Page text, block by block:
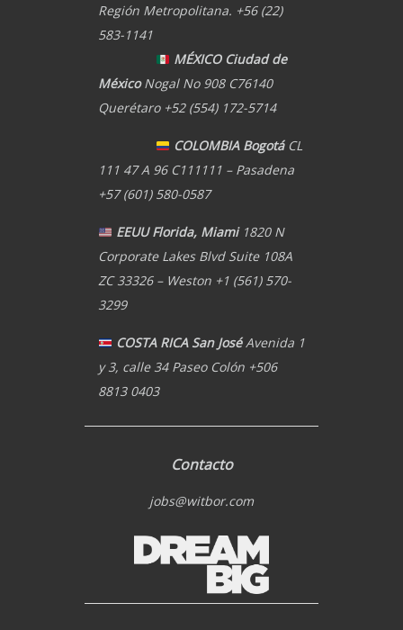
Región Metropolitana. +56 (22)
583-1141
MÉXICO Ciudad de
MéxicoNogal No 908 C76140
Querétaro +52 (554) 172-5714
COLOMBIA BogotáCL
111 47 A 96 C111111 – Pasadena
+57 (601) 580-0587
EEUU Florida, Miami1820 N
Corporate Lakes Blvd Suite 108A
ZC 33326 – Weston +1 (561) 570-
3299
COSTA RICA San JoséAvenida 1
y 3, calle 34 Paseo Colón +506
8813 0403
Contacto
jobs@witbor.com